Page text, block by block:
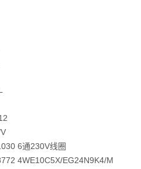
6通230V线圈
4WE10C5X/EG24N9K4/M